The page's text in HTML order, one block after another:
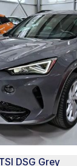
DSG Grey